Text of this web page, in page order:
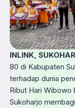
INLINK,
80 di Kabupaten
terhadap dunia
Ribut Hari Wibowo
Sukoharjo